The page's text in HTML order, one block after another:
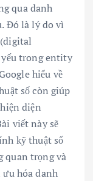
qua danh
Đó là lý do vì
trong entity
hiểu về
số còn giúp
diện
viết này sẽ
kỹ thuật số
quan trọng và
hóa danh